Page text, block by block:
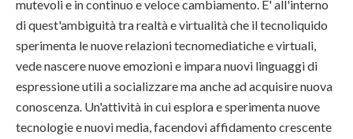
mutevoli e in continuo e veloce cambiamento. E' all'interno
di quest'ambiguità tra realtà e virtualità che il tecnoliquido
sperimenta le nuove relazioni tecnomediatiche e virtuali,
vede nascere nuove emozioni e impara nuovi linguaggi di
espressione utili a socializzare ma anche ad acquisire nuova
conoscenza. Un'attività in cui esplora e sperimenta nuove
tecnologie e nuovi media, facendovi affidamento crescente